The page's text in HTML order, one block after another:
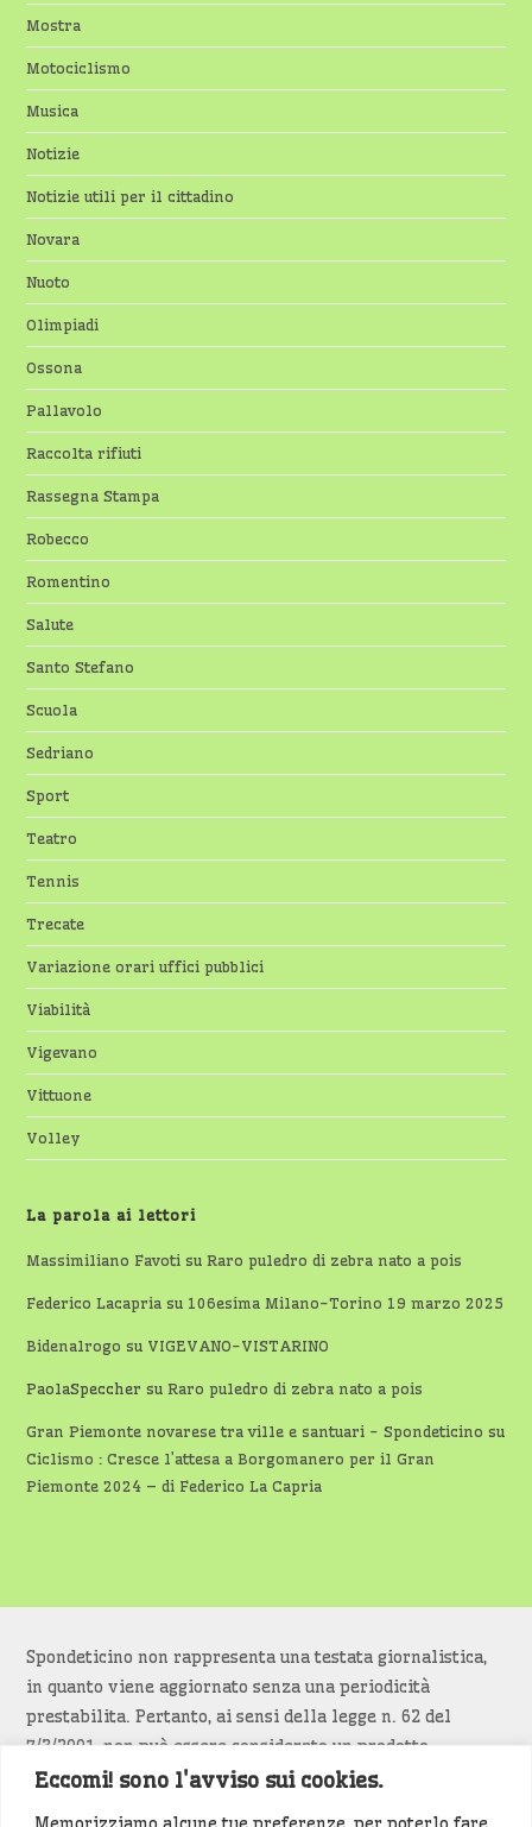
Eccomi! sono l'avviso sui cookies.
Mostra
Motociclismo
Musica
Notizie
Notizie utili per il cittadino
Novara
Nuoto
Olimpiadi
Ossona
Pallavolo
Raccolta rifiuti
Rassegna Stampa
Robecco
Romentino
Salute
Santo Stefano
Scuola
Sedriano
Sport
Teatro
Tennis
Trecate
Variazione orari uffici pubblici
Viabilità
Vigevano
Vittuone
Volley
La parola ai lettori
Massimiliano Favoti suRaro puledro di zebra nato a pois
Federico Lacapria su 106esima Milano-Torino 19 marzo 2025
Bidenalrogo su VIGEVANO-VISTARINO
PaolaSpeccher suRaro puledro di zebra nato a pois
Gran Piemonte novarese tra ville e santuari - Spondeticino su
Ciclismo : Cresce l’attesa a Borgomanero per il Gran
Piemonte 2024 – di Federico La Capria
Spondeticino non rappresenta una testata giornalistica,
in quanto viene aggiornato senza una periodicità
prestabilita. Pertanto, ai sensi della legge n. 62 del
7/3/2001, non può essere considerato un prodotto
editoriale.